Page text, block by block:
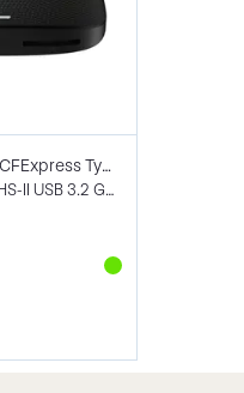
Lexar Kortleser CFExpress Type B/SD
Type B, og SD UHS-II USB 3.2 Gen2 Reader